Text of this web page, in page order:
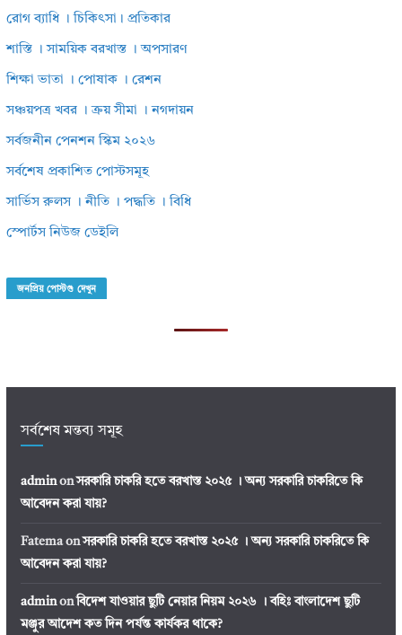
রোগ ব্যাধি । চিকিৎসা। প্রতিকার
শাস্তি । সাময়িক বরখাস্ত । অপসারণ
শিক্ষা ভাতা । পোষাক । রেশন
সঞ্চয়পত্র খবর । ক্রয় সীমা । নগদায়ন
সর্বজনীন পেনশন স্কিম ২০২৬
সর্বশেষ প্রকাশিত পোস্টসমূহ
সার্ভিস রুলস । নীতি । পদ্ধতি । বিধি
স্পোর্টস নিউজ ডেইলি
জনপ্রিয় পোস্টগু দেখুন
সর্বশেষ মন্তব্য সমূহ
adminonসরকারি চাকরি হতে বরখাস্ত ২০২৫ । অন্য সরকারি চাকরিতে কি
আবেদন করা যায়?
Fatemaonসরকারি চাকরি হতে বরখাস্ত ২০২৫ । অন্য সরকারি চাকরিতে কি
আবেদন করা যায়?
adminonবিদেশ যাওয়ার ছুটি নেয়ার নিয়ম ২০২৬ । বহিঃ বাংলাদেশ ছুটি
মঞ্জুর আদেশ কত দিন পর্যন্ত কার্যকর থাকে?